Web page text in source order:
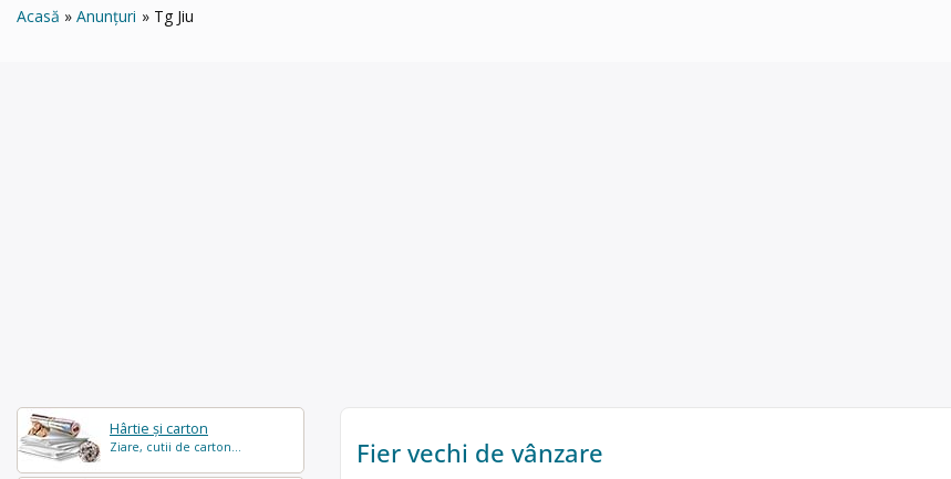
Acasă Anunțuri Tg Jiu
Hârtie și carton
Ziare, cutii de carton... Fier vechi de vânzare